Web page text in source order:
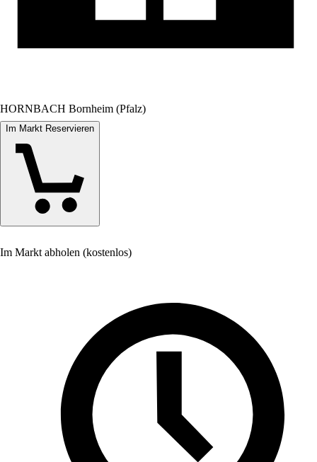
HORNBACH Bornheim (Pfalz)
Im Markt Reservieren
Im Markt abholen (kostenlos)